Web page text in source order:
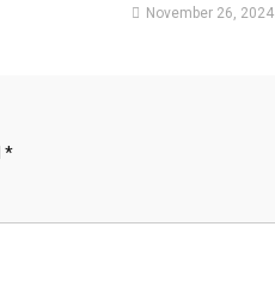
November 26, 2024
*